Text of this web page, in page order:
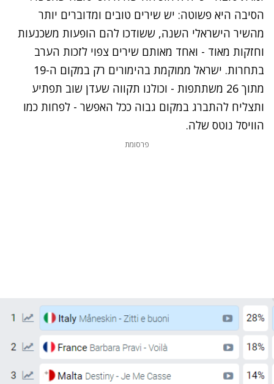
הסיבה היא פשוטה: יש שירים טובים ומדוברים יותר
מהשיר הישראלי השנה, ששודכו להם הופעות משכנעות
וחזקות מאוד - ואחד מאותם שירים צפוי לזכות הערב
בתחרות. ישראל ממוקמת בהימורים רק במקום ה-19
מתוך 26 משתתפות - וכולנו תקווה שעדן שוב תפתיע
ותצליח להתברג במקום גבוה ככל האפשר - לפחות כמו
הוויסל נוטס שלה.
פרסומת